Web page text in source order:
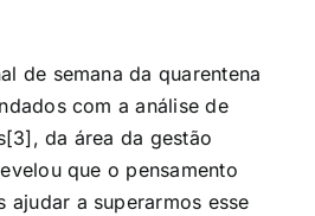
de semana da quarentena
com a análise de
da área da gestão
que o pensamento
ajudar a superarmos esse